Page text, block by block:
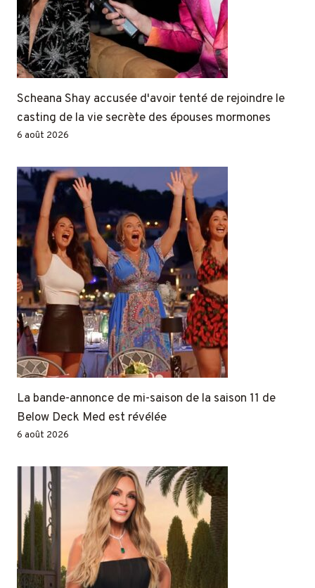
Scheana Shay accusée d'avoir tenté de rejoindre le
casting de la vie secrète des épouses mormones
6 août 2026
La bande-annonce de mi-saison de la saison 11 de
Below Deck Med est révélée
6 août 2026